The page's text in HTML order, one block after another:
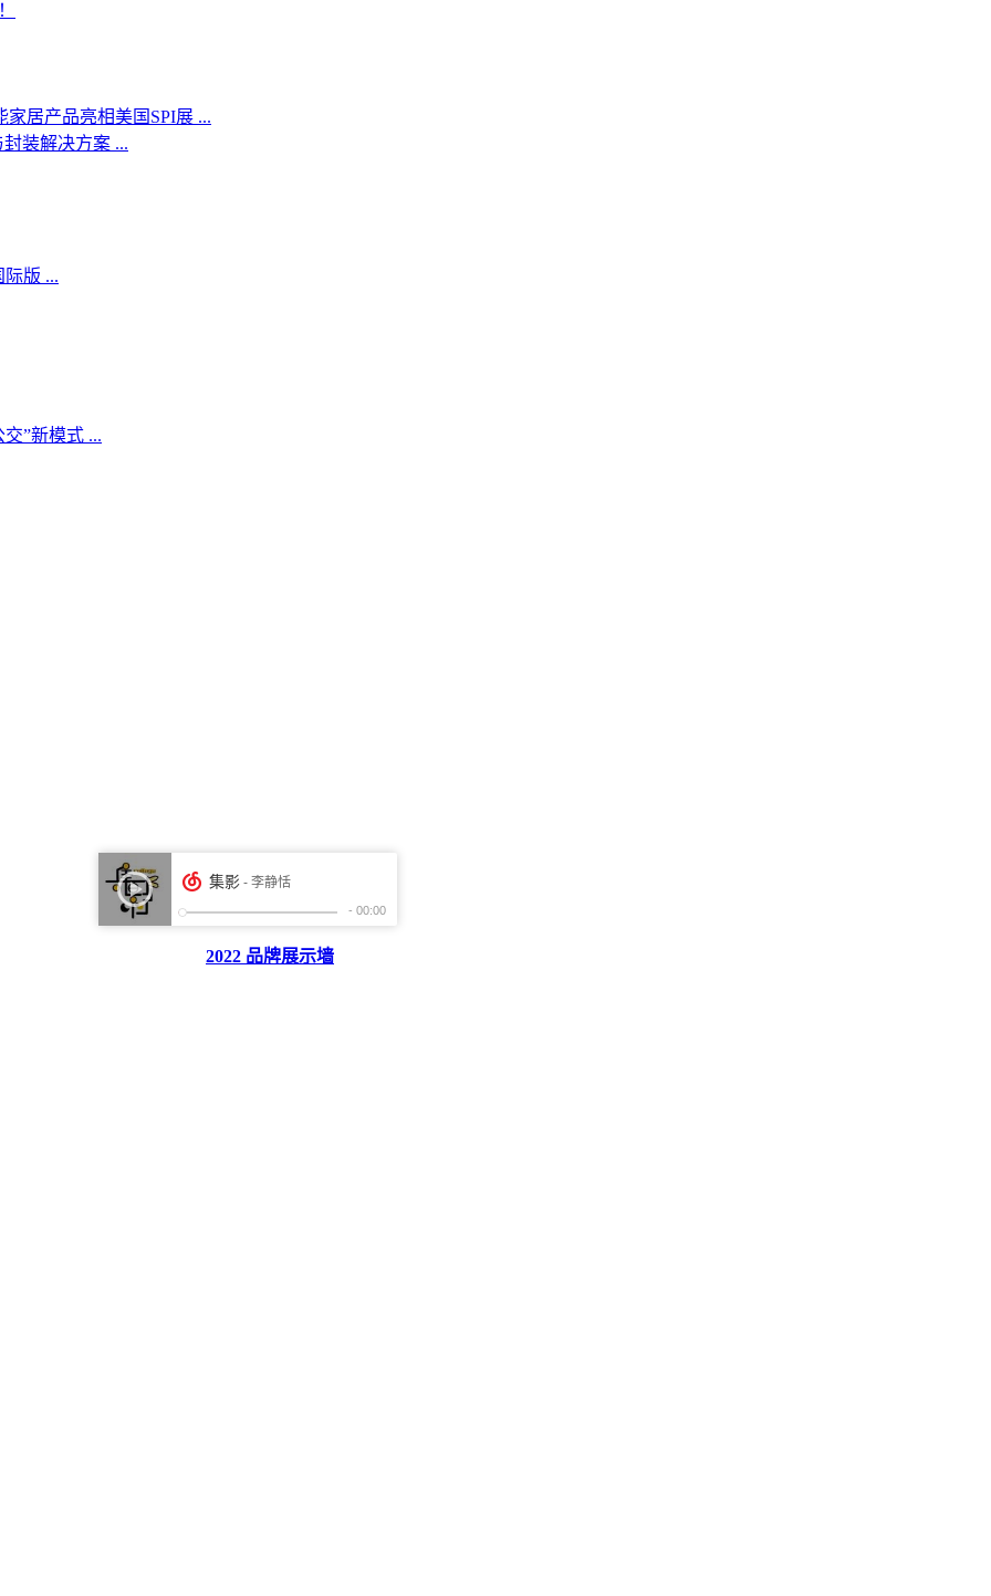
家居产品亮相美国SPI展 ...
装解决方案 ...
版 ...
”新模式 ...
2022 品牌展示墙